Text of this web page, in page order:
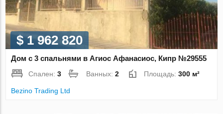
$ 1 962 820
Дом с 3 спальнями в Агиос Афанасиос, Кипр №29555
Спален:3 Ванных:2 Площадь:300 м²
Bezino Trading Ltd